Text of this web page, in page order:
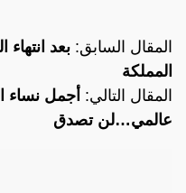
المقال السابق: بعد
المملكة
المقال التالي: أجمل نساء
عالمي…لن تصدق